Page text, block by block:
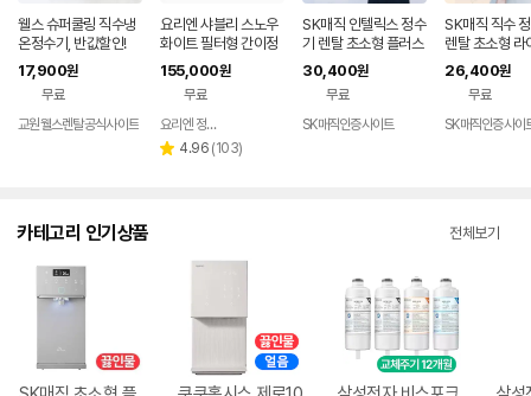
웰스 슈퍼쿨링 직수냉
온정수기, 반값할인!
17,900원
무료
교원웰스렌탈공식사이트
요리엔 샤블리 스노우
화이트 필터형 간이정
수기 ( 필터 1개 포함)
155,000원
무료
페이
요리엔 정수기 공식몰
별 4.96 리
(103)
SK매직 인텔릭스 정수
기 렌탈 초소형 플러스
미네랄 직수 가정용 미
니 냉온 살균 데스크탑
추천 100도 스텐레스
직수관 WPU-JAC11
30,400원
무료
SK매직인증사이트
SK매직 직수
렌탈 초소형 라
PU-JAC125S
용 미네랄 추천
니 냉온 100도
스 데스크탑
26,400원
무료
SK매직인증사이
카테고리 인기상품 전체보기